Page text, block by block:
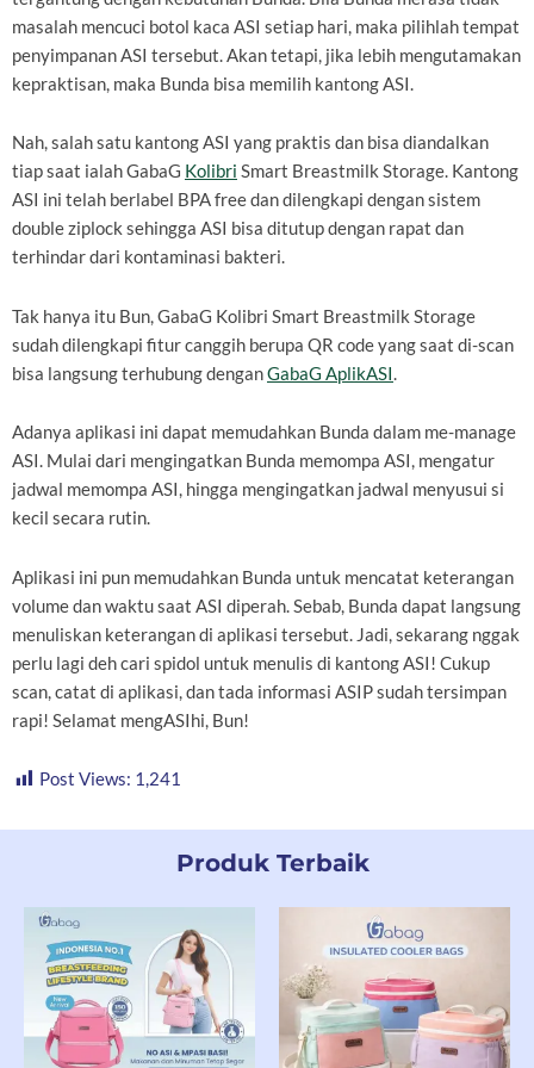
masalah mencuci botol kaca ASI setiap hari, maka pilihlah tempat
penyimpanan ASI tersebut. Akan tetapi, jika lebih mengutamakan
kepraktisan, maka Bunda bisa memilih kantong ASI.
Nah, salah satu kantong ASI yang praktis dan bisa diandalkan
tiap saat ialah GabaG Kolibri Smart Breastmilk Storage. Kantong
ASI ini telah berlabel BPA free dan dilengkapi dengan sistem
double ziplock sehingga ASI bisa ditutup dengan rapat dan
terhindar dari kontaminasi bakteri.
Tak hanya itu Bun, GabaG Kolibri Smart Breastmilk Storage
sudah dilengkapi fitur canggih berupa QR code yang saat di-scan
bisa langsung terhubung denganGabaG AplikASI.
Adanya aplikasi ini dapat memudahkan Bunda dalam me-manage
ASI. Mulai dari mengingatkan Bunda memompa ASI, mengatur
jadwal memompa ASI, hingga mengingatkan jadwal menyusui si
kecil secara rutin.
Aplikasi ini pun memudahkan Bunda untuk mencatat keterangan
volume dan waktu saat ASI diperah. Sebab, Bunda dapat langsung
menuliskan keterangan di aplikasi tersebut. Jadi, sekarang nggak
perlu lagi deh cari spidol untuk menulis di kantong ASI! Cukup
scan, catat di aplikasi, dan tada informasi ASIP sudah tersimpan
rapi! Selamat mengASIhi, Bun!
Post Views: 1,241
Produk Terbaik